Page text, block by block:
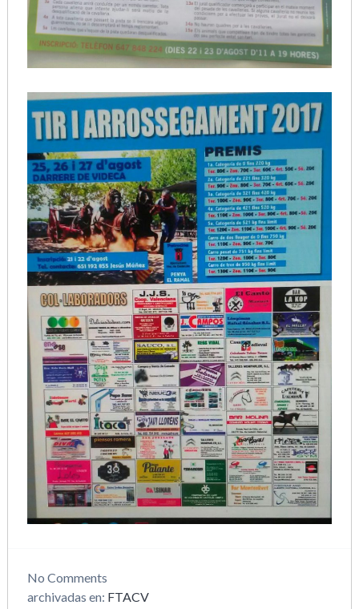
No Comments
archivadas en: FTACV